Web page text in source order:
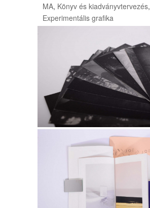
MA, Könyv és kiadványvtervezés,
Experimentális grafika